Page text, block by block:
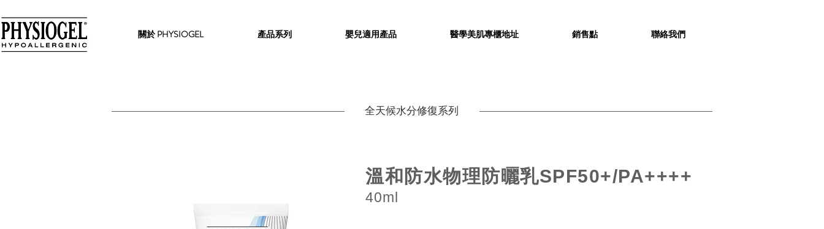
關於 PHYSIOGEL 產品系列 嬰兒適用產品 醫學美肌專櫃地址 銷售點 聯絡我們
全天候水分修復系列
溫和防水物理防曬乳SPF50+/PA++++
40ml